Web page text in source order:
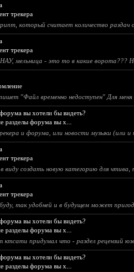
трекера
который считает количество раздач
трекера
мельница - это то в какие ворота??? Не
"Файл временно недоступен" Для
вы хотели бы видеть?
разделы форума вы х...
и форума, или новости музыки (или и
трекера
виду создать новую категорию для
трекера
так удобней и в будущем может
вы хотели бы видеть?
разделы форума вы х...
ктсати придумал что - раздел рецензий
вы хотели бы видеть?
разделы форума вы х...